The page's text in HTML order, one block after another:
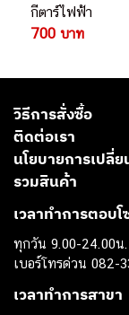
กีตาร์ไฟฟ้า
700 บาท
วิธีการสั่งซื้อ
ติดต่อเรา
นโยบายการเปลี่
รวมสินค้า
เวลาทำการตอบโ
ทุกวัน 9.00-24.00น.
เบอร์โทรด่วน 082-
เวลาทำการสาขา